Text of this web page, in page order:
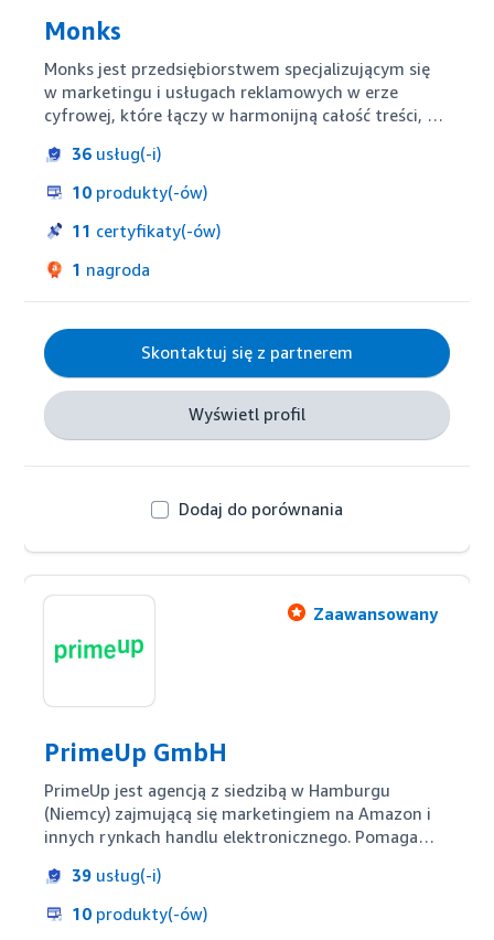
Monks
Monks jest przedsiębiorstwem specjalizującym się
w marketingu i usługach reklamowych w erze
cyfrowej, które łączy w harmonijną całość treści,
technologicznie usługami. Firma ta stanowi
wsparcie dla klientów endogenicznych i
nieendogenicznych zarówno na etapie wdrożeń, jak
i szkoleń, a także zapewnia kompleksowe
technologicznego ekosystemu Amazona.
36 usług(-i)
10 produkty(-ów)
11 certyfikaty(-ów)
1 nagroda
Skontaktuj się z partnerem
Wyświetl profil
Dodaj do porównania
Zaawansowany
PrimeUp GmbH
PrimeUp jest agencją z siedzibą w Hamburgu
(Niemcy) zajmującą się marketingiem na Amazon i
innych rynkach handlu elektronicznego. Pomagamy
Amazon na wszystkich rynkach
międzynarodowych. Tworzymy treści (strony
szczegółów produktu, brandstore, A+, historia
39 usług(-i)
10 produkty(-ów)